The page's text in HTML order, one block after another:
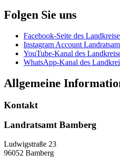
Folgen Sie uns
Facebook-Seite des
Instagram Account
YouTube-Kanal des
WhatsApp-Kanal des
Allgemeine
Kontakt
Landratsamt Bamberg
Ludwigstraße 23
96052 Bamberg